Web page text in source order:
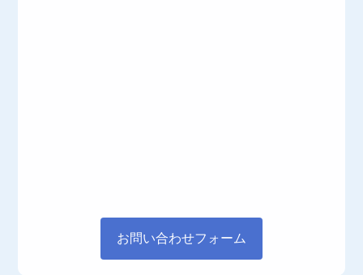
お問い合わせフォーム